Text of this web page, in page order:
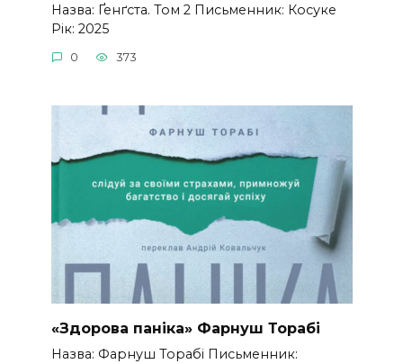
Назва: Ґенґста. Том 2 Письменник: Косуке
Рік: 2025
0 373
«Здорова паніка» Фарнуш Торабі
Назва: Фарнуш Торабі Письменник: